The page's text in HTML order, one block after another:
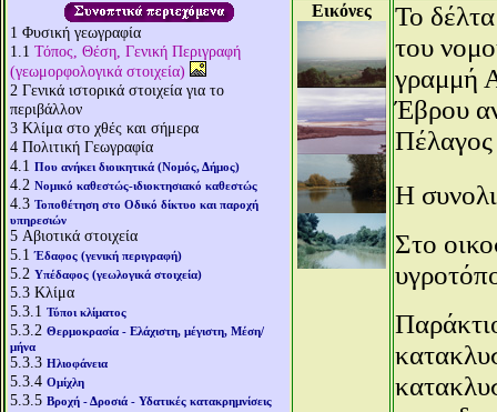
1 Φυσική γεωγραφία
1.1 Τόπος, Θέση, Γενική Περιγραφή
(γεωμορφολογικά στοιχεία)
2 Γενικά ιστορικά στοιχεία για το
περιβάλλον
3 Κλίμα στο χθές και σήμερα
4 Πολιτική Γεωγραφία
4.1 Που ανήκει διοικητικά (Νομός, Δήμος)
4.2 Νομικό καθεστώς-ιδιοκτησιακό καθεστώς
4.3 Τοποθέτηση στο Οδικό δίκτυο και παροχή
υπηρεσιών
5 Αβιοτικά στοιχεία
5.1Έδαφος (γενική περιγραφή)
5.2 Υπέδαφος (γεωλογικά στοιχεία)
5.3 Κλίμα
5.3.1 Τύποι κλίματος
5.3.2 Θερμοκρασία - Ελάχιστη, μέγιστη, Μέση/
μήνα
5.3.3 Ηλιοφάνεια
5.3.4 Ομίχλη
5.3.5 Βροχή - Δροσιά - Υδατικές κατακρημνίσεις
Εικόνες
Το
του
γραμμή
Έβρου
Πέλαγος
Η
Στο